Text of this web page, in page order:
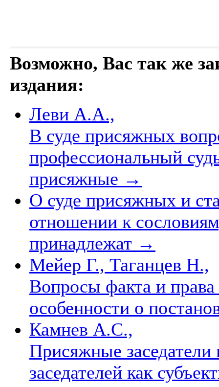
Возможно, Вас так же
издания:
Леви А.А.,
В суде присяжных
профессиональный
присяжные →
О суде присяжных и
отношении к
принадлежат →
Мейер Г., Таганцев Н.,
Вопросы факта и
особенности о
Камнев А.С.,
Присяжные
заседателей как